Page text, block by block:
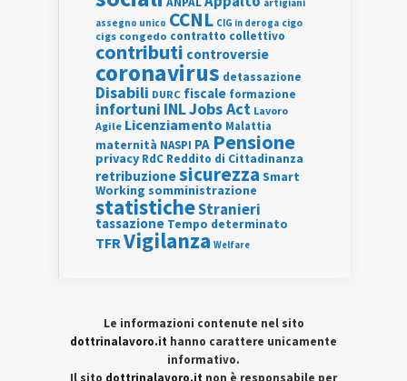
artigiani
assegno unico CCNL CIG in deroga cigo
cigs congedo contratto collettivo
contributi controversie
coronavirus detassazione
Disabili DURC fiscale formazione
infortuni INLJobs Act Lavoro
Agile Licenziamento Malattia
maternità NASPI PA Pensione
privacy RdC Reddito di Cittadinanza
retribuzionesicurezza Smart
Working somministrazione
statisticheStranieri
tassazione Tempo determinato
TFRVigilanza Welfare
Le informazioni contenute nel sito
dottrinalavoro.it hanno carattere unicamente
informativo.
Il sito dottrinalavoro.it non è responsabile per